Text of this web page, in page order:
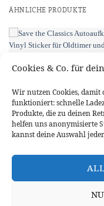
Cookies & Co. für
Wir nutzen Cookies, damit
funktioniert: schnelle
Produkte, die zu deinen
helfen uns anonymisierte
kannst deine Auswahl
ÄHNLICHE PRODUKTE
AUSFÜHRUNG WÄHLEN